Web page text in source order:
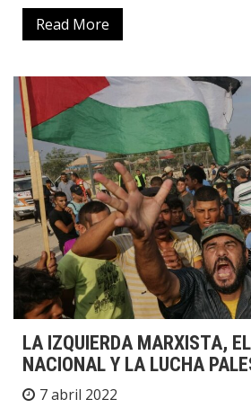
Read More
LA IZQUIERDA MARXISTA,
NACIONAL Y LA LUCHA
7 abril 2022